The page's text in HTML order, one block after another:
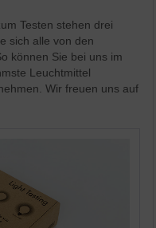
Testen stehen drei
sich alle von den
können Sie bei uns im
Leuchtmittel
Wir freuen uns auf